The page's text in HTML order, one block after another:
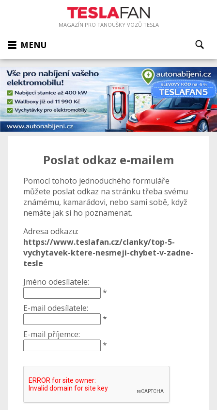
MAGAZÍN PRO FANOUŠKY VOZŮ TESLA
MENU
Poslat odkaz e-mailem
Pomocí tohoto jednoduchého formuláře
můžete poslat odkaz na stránku třeba svému
známému, kamarádovi, nebo sami sobě, když
nemáte jak si ho poznamenat.
Adresa odkazu:
https://www.teslafan.cz/clanky/top-5-
vychytavek-ktere-nesmeji-chybet-v-zadne-
tesle
Jméno odesílatele:
*
E-mail odesílatele:
*
E-mail příjemce:
*